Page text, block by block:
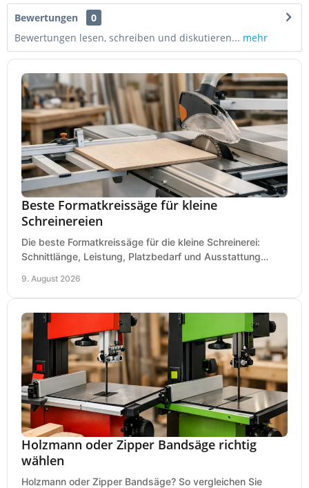
Bewertungen
0
Bewertungen lesen, schreiben und diskutieren... mehr
Beste Formatkreissäge für kleine
Schreinereien
Die beste Formatkreissäge für die kleine Schreinerei:
Schnittlänge, Leistung, Platzbedarf und Ausstattung
9. August 2026
Holzmann oder Zipper Bandsäge richtig
wählen
Holzmann oder Zipper Bandsäge? So vergleichen Sie